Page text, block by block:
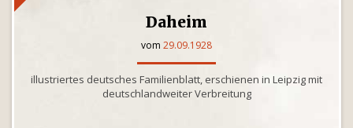
Daheim
vom 29.09.1928
illustriertes deutsches Familienblatt, erschienen in Leipzig mit
deutschlandweiter Verbreitung